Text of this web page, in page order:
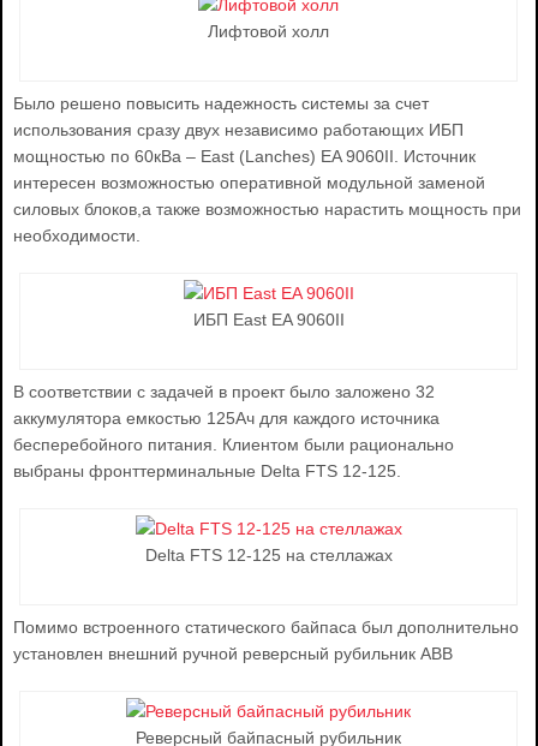
Лифтовой холл
Было решено повысить надежность системы за счет
использования сразу двух независимо работающих ИБП
мощностью по 60кВа – East (Lanches) EA 9060II. Источник
интересен возможностью оперативной модульной заменой
силовых блоков,а также возможностью нарастить мощность при
необходимости.
ИБП East EA 9060II
В соответствии с задачей в проект было заложено 32
аккумулятора емкостью 125Ач для каждого источника
бесперебойного питания. Клиентом были рационально
выбраны фронттерминальные Delta FTS 12-125.
Delta FTS 12-125 на стеллажах
Помимо встроенного статического байпаса был дополнительно
установлен внешний ручной реверсный рубильник ABB
Реверсный байпасный рубильник